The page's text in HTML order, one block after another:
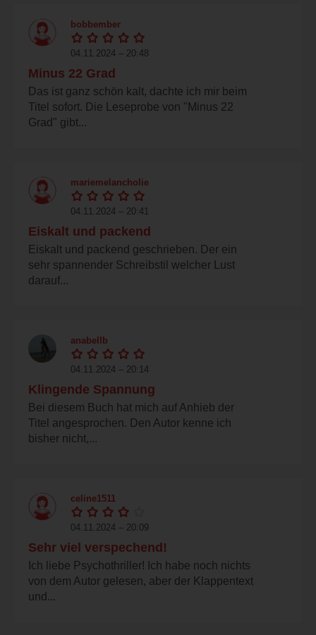
bobbember
04.11.2024 – 20:48
Minus 22 Grad
Das ist ganz schön kalt, dachte ich mir beim
Titel sofort. Die Leseprobe von "Minus 22
Grad" gibt...
mariemelancholie
04.11.2024 – 20:41
Eiskalt und packend
Eiskalt und packend geschrieben. Der ein
sehr spannender Schreibstil welcher Lust
darauf...
anabellb
04.11.2024 – 20:14
Klingende Spannung
Bei diesem Buch hat mich auf Anhieb der
Titel angesprochen. Den Autor kenne ich
bisher nicht,...
celine1511
04.11.2024 – 20:09
Sehr viel verspechend!
Ich liebe Psychothriller! Ich habe noch nichts
von dem Autor gelesen, aber der Klappentext
und...